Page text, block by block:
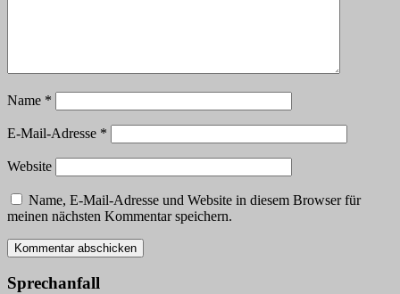
Name *
E-Mail-Adresse *
Website
Name, E-Mail-Adresse und Website in diesem Browser für
meinen nächsten Kommentar speichern.
Sprechanfall